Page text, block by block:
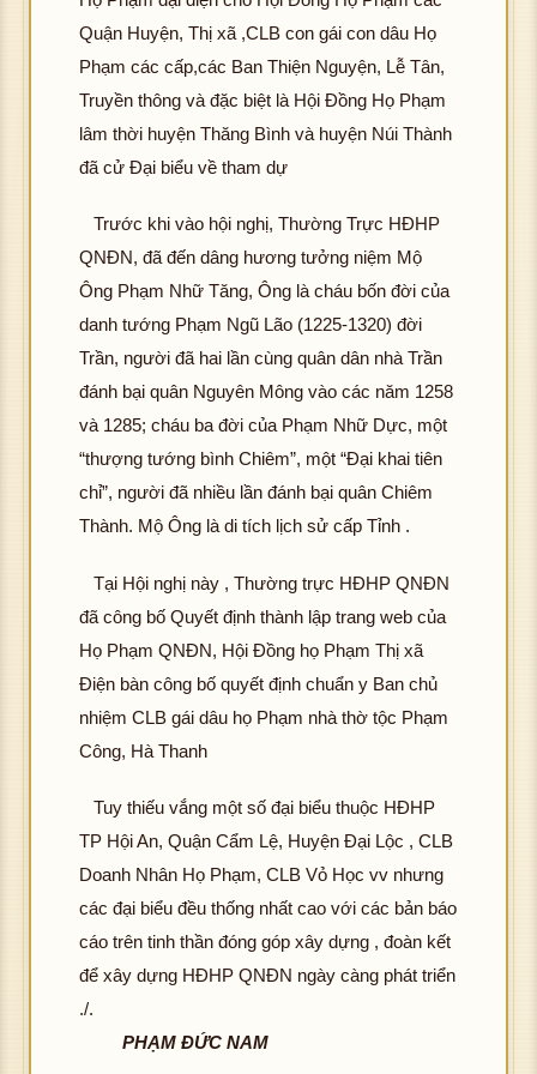
Quận Huyện, Thị xã ,CLB con gái con dâu Họ
Phạm các cấp,các Ban Thiện Nguyện, Lễ Tân,
Truyền thông và đặc biệt là Hội Đồng Họ Phạm
lâm thời huyện Thăng Bình và huyện Núi Thành
đã cử Đại biểu về tham dự
Trước khi vào hội nghị, Thường Trực HĐHP
QNĐN, đã đến dâng hương tưởng niệm Mộ
Ông Phạm Nhữ Tăng, Ông là cháu bốn đời của
danh tướng Phạm Ngũ Lão (1225-1320) đời
Trần, người đã hai lần cùng quân dân nhà Trần
đánh bại quân Nguyên Mông vào các năm 1258
và 1285; cháu ba đời của Phạm Nhữ Dực, một
“thượng tướng bình Chiêm”, một “Đại khai tiên
chỉ”, người đã nhiều lần đánh bại quân Chiêm
Thành. Mộ Ông là di tích lịch sử cấp Tỉnh .
Tại Hội nghị này , Thường trực HĐHP QNĐN
đã công bố Quyết định thành lập trang web của
Họ Phạm QNĐN, Hội Đồng họ Phạm Thị xã
Điện bàn công bố quyết định chuẩn y Ban chủ
nhiệm CLB gái dâu họ Phạm nhà thờ tộc Phạm
Công, Hà Thanh
Tuy thiếu vắng một số đại biểu thuộc HĐHP
TP Hội An, Quận Cẩm Lệ, Huyện Đại Lộc , CLB
Doanh Nhân Họ Phạm, CLB Vỏ Học vv nhưng
các đại biểu đều thống nhất cao với các bản báo
cáo trên tinh thần đóng góp xây dựng , đoàn kết
để xây dựng HĐHP QNĐN ngày càng phát triển
./.
PHẠM ĐỨC NAM